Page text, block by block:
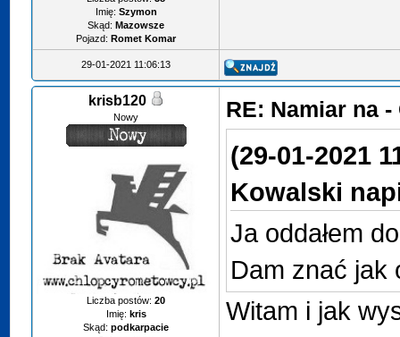
Imię: Szymon
Skąd: Mazowsze
Pojazd: Romet Komar
29-01-2021 11:06:13
krisb120
Nowy
Liczba postów:20
Imię: kris
Skąd: podkarpacie
RE: Namiar na
(29-01-2021
Kowalski
Ja oddałem
Dam znać jak
Witam i jak